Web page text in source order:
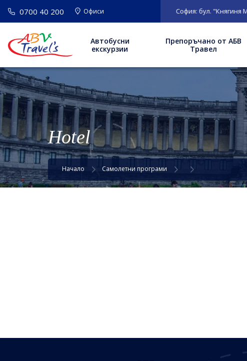
0700 40 200 Офиси
ВАЖНО: Нов адрес на офис София: бул. "Княгиня
Автобусни
екскурзии
Препоръчано от АБВ
Травел
Hotel
Начало Самолетни програми